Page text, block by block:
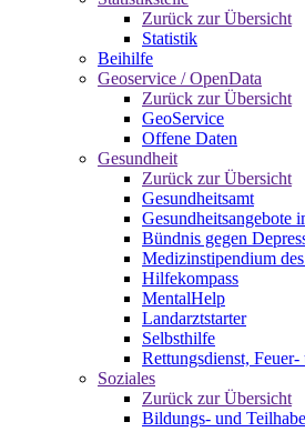
Zurück zur Übersicht
Statistik
Beihilfe
Geoservice / OpenData
Zurück zur Übersicht
GeoService
Offene Daten
Gesundheit
Zurück zur Übersicht
Gesundheitsamt
Gesundheitsangebote
Bündnis gegen
Medizinstipendium
Hilfekompass
MentalHelp
Landarztstarter
Selbsthilfe
Rettungsdienst,
Soziales
Zurück zur Übersicht
Bildungs- und